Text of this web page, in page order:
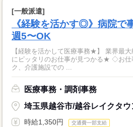
[一般派遣]
《経験を活かす◎》病院
週5〜OK
【経験を活かして医療事務★】 業界最
にピッタリのお仕事が見つかる★ ◇お仕事内容◇ 病院やクリニッ
ク、介護施設での ...
医療事務・調剤事務
埼玉県越谷市/越谷レイクタウ
時給1,350円 交通費一部支給